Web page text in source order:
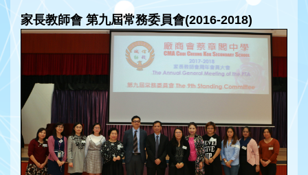
家長教師會 第九屆常務委員會(2016-2018)